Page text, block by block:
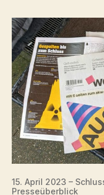
15. April 2023 –
Presseüberblick